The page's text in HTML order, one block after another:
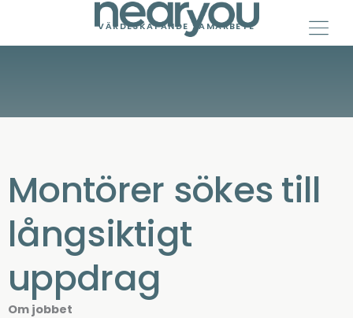
content
VÄRDESKAPANDE SAMARBETE
Montörer sökes till
långsiktigt
uppdrag
Om jobbet